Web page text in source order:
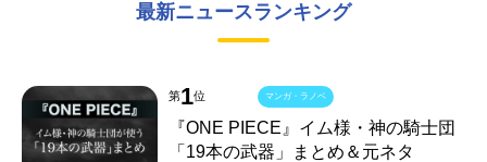
最新ニュースランキング
第1位
『ONE PIECE』イム様・神の騎士団
「19本の武器」まとめ＆元ネタ
マンガ・ラノベ